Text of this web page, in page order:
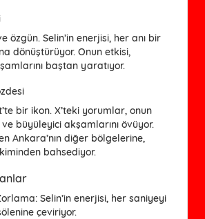
özgün. Selin’in enerjisi, her anı bir
dönüştürüyor. Onun etkisi,
baştan yaratıyor.
bir ikon. X’teki yorumlar, onun
büyüleyici akşamlarını övüyor.
Ankara’nın diğer bölgelerine,
bahsediyor.
: Selin’in enerjisi, her saniyeyi
çeviriyor.